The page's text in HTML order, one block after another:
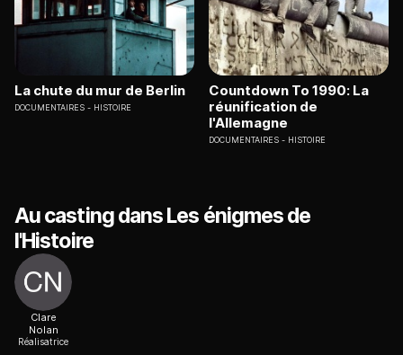
La chute du mur de Berlin
DOCUMENTAIRES HISTOIRE
Countdown To 1990: La
réunification de
l'Allemagne
DOCUMENTAIRES HISTOIRE
Au casting dans Les énigmes de
l'Histoire
Clare
Nolan
Réalisatrice